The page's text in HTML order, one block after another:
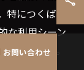
につくば市
な利用シーン
られます。
お問い合わせ